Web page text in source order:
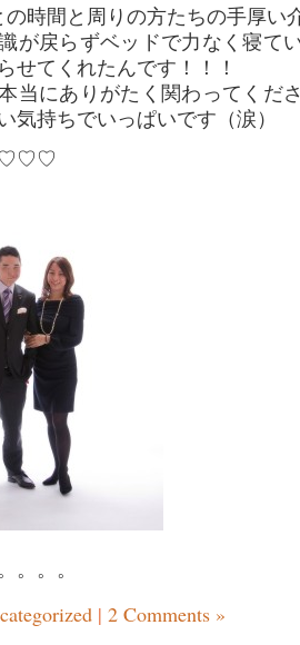
の時間と周りの方たちの手厚い
が戻らずベッドで力なく寝て
せてくれたんです！！！
当にありがたく関わってくだ
気持ちでいっぱいです（涙）
♡♡♡
。。
| 2 Comments »